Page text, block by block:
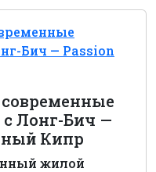
Лонг-Бич —
Кипр
жилой